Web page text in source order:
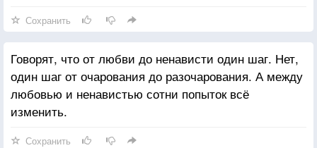
Сохранить
Говорят, что от любви до ненависти один шаг. Нет,
один шаг от очарования до разочарования. А между
любовью и ненавистью сотни попыток всё
изменить.
Сохранить